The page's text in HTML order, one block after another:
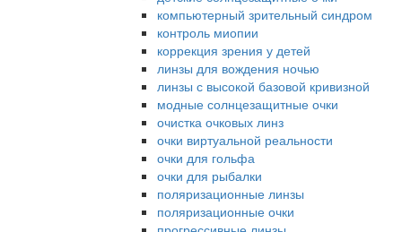
компьютерный зрительный синдром
контроль миопии
коррекция зрения у детей
линзы для вождения ночью
линзы с высокой базовой кривизной
модные солнцезащитные очки
очистка очковых линз
очки виртуальной реальности
очки для гольфа
очки для рыбалки
поляризационные линзы
поляризационные очки